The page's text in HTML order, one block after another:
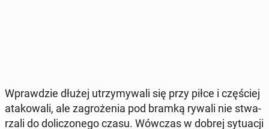
Wpraw­dzie dłużej utrzy­my­wa­li się przy piłce i czę­ściej
ata­ko­wa­li, ale za­gro­że­nia pod bramką rywali nie stwa­
rza­li do do­li­czo­ne­go czasu. Wówczas w dobrej sy­tu­acji